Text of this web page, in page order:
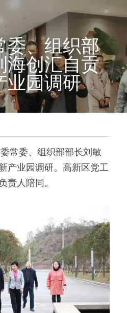
委、组织部
海创汇自贡
业园调研
常委、组织部部长刘敏
产业园调研。高新区党工
责人陪同。